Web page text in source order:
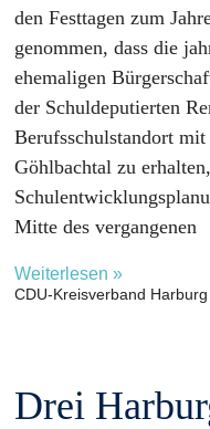
den Festtagen zum
genommen, dass die
ehemaligen
der Schuldeputierten
Berufsschulstandort
Göhlbachtal zu
Mitte des vergangenen
Weiterlesen »
CDU-Kreisverband Harburg
Drei